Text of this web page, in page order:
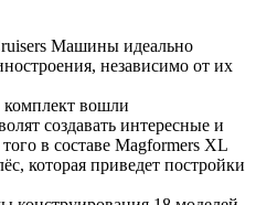
Машины идеально
независимо от их
вошли
создавать интересные и
в составе Magformers XL
которая приведет постройки